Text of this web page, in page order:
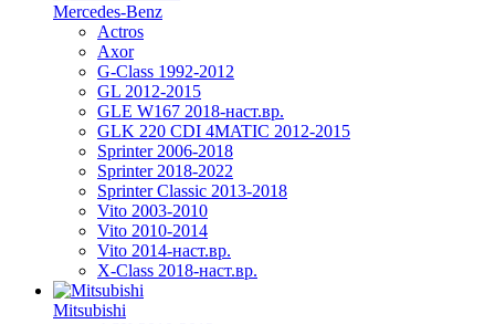
Mercedes-Benz
Actros
Axor
G-Class 1992-2012
GL 2012-2015
GLE W167 2018-наст.вр.
GLK 220 CDI 4MATIC 2012-2015
Sprinter 2006-2018
Sprinter 2018-2022
Sprinter Classic 2013-2018
Vito 2003-2010
Vito 2010-2014
Vito 2014-наст.вр.
X-Class 2018-наст.вр.
Mitsubishi